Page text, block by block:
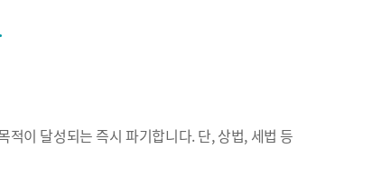
이 달성되는 즉시 파기합니다. 단, 상법, 세법 등